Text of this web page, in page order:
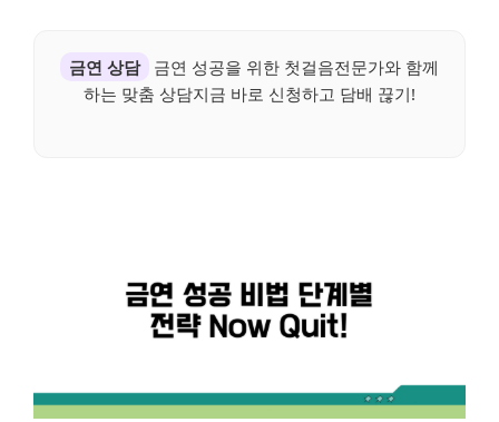
금연 상담
금연 성공을 위한 첫걸음전문가와 함께
하는 맞춤 상담지금 바로 신청하고 담배 끊기!